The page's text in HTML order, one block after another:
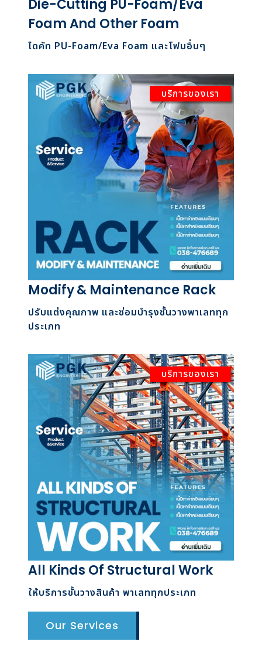
Die-Cutting PU-Foam/Eva
Foam And Other Foam
ไดคัท PU-Foam/Eva Foam และโฟมอื่นๆ
บริการของเรา
Modify & Maintenance Rack
ปรับแต่งคุณภาพ และซ่อมบำรุงชั้นวางพาเลททุก
ประเภท
บริการของเรา
All Kinds Of Structural Work
ให้บริการชั้นวางสินค้า พาเลททุกประเภท
Our Services